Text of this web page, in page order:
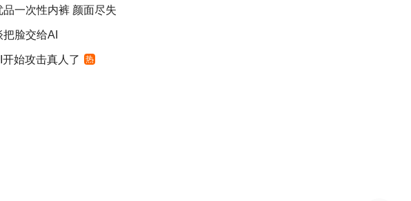
品一次性内裤 颜面尽失
把脸交给AI
开始攻击真人了 热